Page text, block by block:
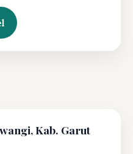
Kab. Garut